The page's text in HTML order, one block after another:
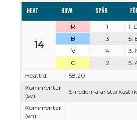
Heat Huva Spår
14
R 1
1.
B
3
5.
V
4
3.
G
2
5.
Heattid:
58,20
Kommentar
(sv):
Smederna är starkast
Kommentar
(en):